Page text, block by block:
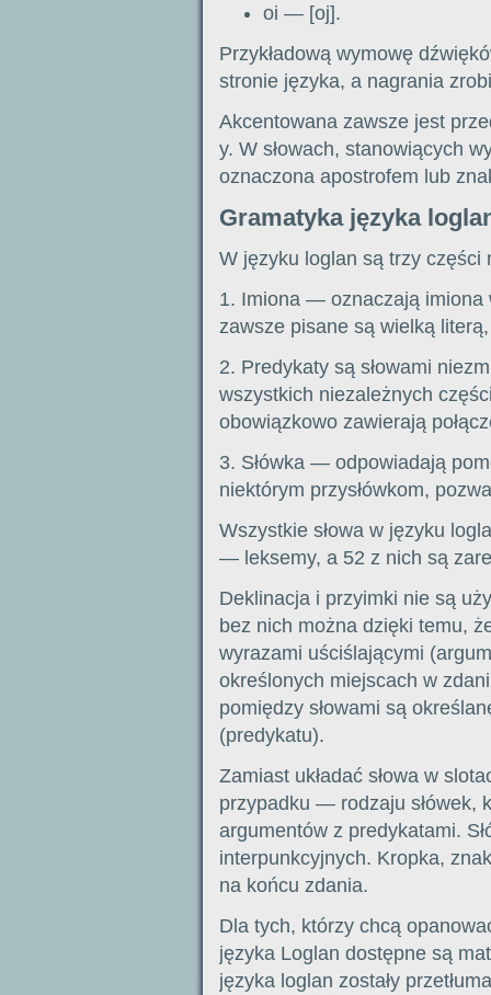
oi — [oj].
Przykładową wymowę
stronie języka, a nagrania
Akcentowana zawsze jest
y. W słowach, stanowiących
oznaczona apostrofem lub
Gramatyka języka
W języku loglan są trzy części
1. Imiona — oznaczają imiona
zawsze pisane są wielką
2. Predykaty są słowami
wszystkich niezależnych
obowiązkowo zawierają
3. Słówka — odpowiadają
niektórym przysłówkom,
Wszystkie słowa w języku
— leksemy, a 52 z nich są
Deklinacja i przyimki nie są
bez nich można dzięki temu,
wyrazami uściślającymi
określonych miejscach w
pomiędzy słowami są
(predykatu).
Zamiast układać słowa w
przypadku — rodzaju słówek,
argumentów z predykatami.
interpunkcyjnych. Kropka,
na końcu zdania.
Dla tych, którzy chcą
języka Loglan dostępne są
języka loglan zostały